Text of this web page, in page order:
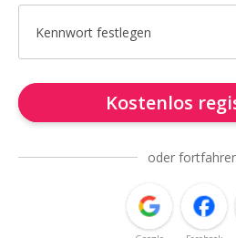
Kennwort festlegen
Kostenlos
oder